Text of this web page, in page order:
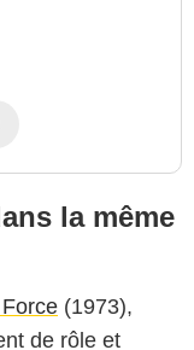
la même
(1973),
de rôle et